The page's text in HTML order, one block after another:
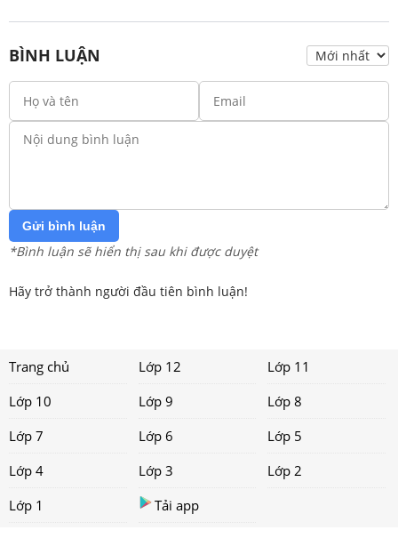
BÌNH LUẬN
Gửi bình luận
*Bình luận sẽ hiển thị sau khi được duyệt
Hãy trở thành người đầu tiên bình luận!
Trang chủ Lớp 12
Lớp 11
Lớp 10
Lớp 9
Lớp 8
Lớp 7
Lớp 6
Lớp 5
Lớp 4
Lớp 3
Lớp 2
Lớp 1
Tải app